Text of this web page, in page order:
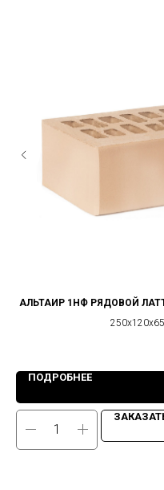
АЛЬТАИР 1НФ РЯДОВОЙ
ПОДРОБНЕЕ